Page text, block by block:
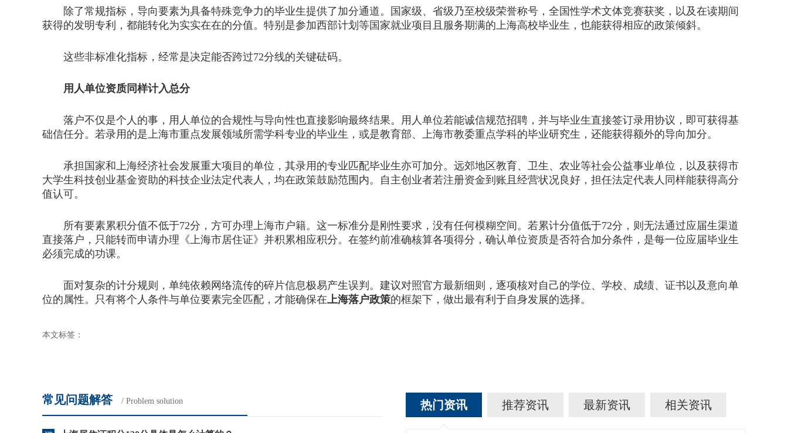
除了常规指标，导向要素为具备特殊竞争力的毕业生提供了加分通道。国家级、省级乃至校级荣誉称号，全国性学术文体竞赛获奖，以及在读期间
获得的发明专利，都能转化为实实在在的分值。特别是参加西部计划等国家就业项目且服务期满的上海高校毕业生，也能获得相应的政策倾斜。
这些非标准化指标，经常是决定能否跨过72分线的关键砝码。
用人单位资质同样计入总分
落户不仅是个人的事，用人单位的合规性与导向性也直接影响最终结果。用人单位若能诚信规范招聘，并与毕业生直接签订录用协议，即可获得基
础信任分。若录用的是上海市重点发展领域所需学科专业的毕业生，或是教育部、上海市教委重点学科的毕业研究生，还能获得额外的导向加分。
承担国家和上海经济社会发展重大项目的单位，其录用的专业匹配毕业生亦可加分。远郊地区教育、卫生、农业等社会公益事业单位，以及获得市
大学生科技创业基金资助的科技企业法定代表人，均在政策鼓励范围内。自主创业者若注册资金到账且经营状况良好，担任法定代表人同样能获得高分
值认可。
所有要素累积分值不低于72分，方可办理上海市户籍。这一标准分是刚性要求，没有任何模糊空间。若累计分值低于72分，则无法通过应届生渠道
直接落户，只能转而申请办理《上海市居住证》并积累相应积分。在签约前准确核算各项得分，确认单位资质是否符合加分条件，是每一位应届毕业生
必须完成的功课。
面对复杂的计分规则，单纯依赖网络流传的碎片信息极易产生误判。建议对照官方最新细则，逐项核对自己的学位、学校、成绩、证书以及意向单
位的属性。只有将个人条件与单位要素完全匹配，才能确保在上海落户政策的框架下，做出最有利于自身发展的选择。
本文标签：
常见问题解答 / Problem solution 热门资讯 推荐资讯 最新资讯 相关资讯